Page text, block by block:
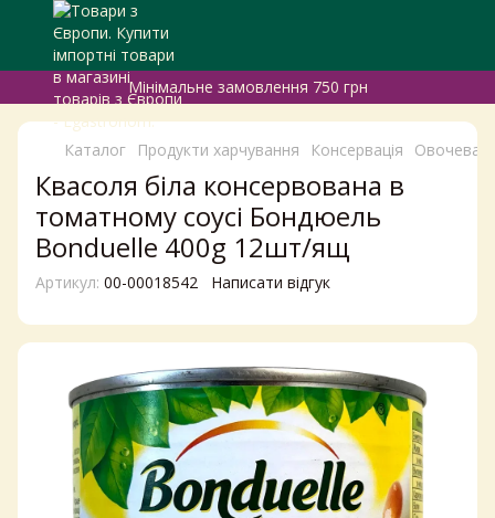
Мінімальне замовлення 750 грн
Каталог Продукти харчування Консервація Овочева
Квасоля біла консервована в
томатному соусі Бондюель
Bonduelle 400g 12шт/ящ
Артикул: 00-00018542 Написати відгук